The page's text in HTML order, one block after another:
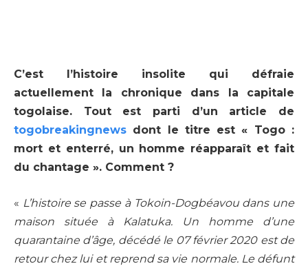
C’est l’histoire insolite qui défraie
actuellement la chronique dans la capitale
togolaise. Tout est parti d’un article de
togobreakingnews dont le titre est « Togo :
mort et enterré, un homme réapparaît et fait
du chantage ». Comment ?
« L’histoire se passe à Tokoin-Dogbéavou dans une
maison située à Kalatuka. Un homme d’une
quarantaine d’âge, décédé le 07 février 2020 est de
retour chez lui et reprend sa vie normale. Le défunt